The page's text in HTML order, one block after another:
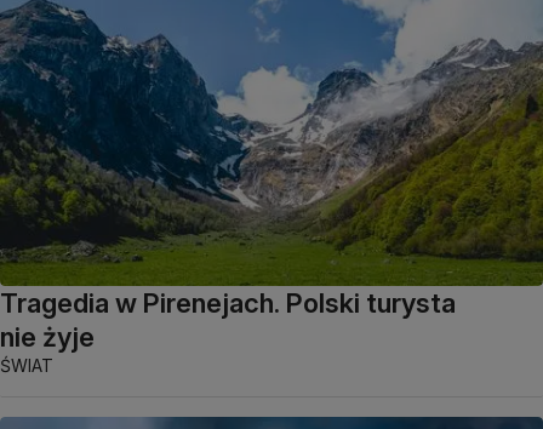
Tragedia w Pirenejach. Polski turysta
nie żyje
ŚWIAT